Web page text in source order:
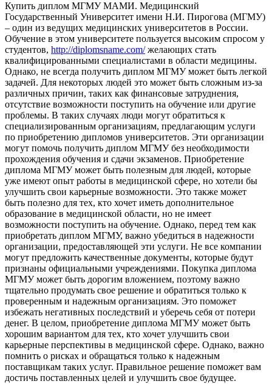
Купить диплoм МГМУ МAМИ. Медицинский
Государственный Университет имени Н.И. Пирогова (МГМУ)
– один из ведущих медицинских университетов в России.
Обучение в этом университете пользуется высоким спросом у
студентов, http://diplomsname.com/желающих стать
квалифицированными специалистами в области медицины.
Однако, не всегда получить диплом МГМУ может быть легкой
задачей. Для некоторых людей это может быть сложным из-за
различных причин, таких как финансовые затруднения,
отсутствие возможности поступить на обучение или другие
проблемы. В таких случаях люди могут обратиться к
специализированным организациям, предлагающим услуги
по приобретению дипломов университетов. Эти организации
могут помочь получить диплом МГМУ без необходимости
прохождения обучения и сдачи экзаменов. Приобретение
диплома МГМУ может быть полезным для людей, которые
уже имеют опыт работы в медицинской сфере, но хотели бы
улучшить свои карьерные возможности. Это также может
быть полезно для тех, кто хочет иметь дополнительное
образование в медицинской области, но не имеет
возможности поступить на обучение. Однако, перед тем как
приобретать диплом МГМУ, важно убедиться в надежности
организации, предоставляющей эти услуги. Не все компании
могут предложить качественные документы, которые будут
признаны официальными учреждениями. Покупка диплома
МГМУ может быть дорогим вложением, поэтому важно
тщательно продумать свое решение и обратиться только к
проверенным и надежным организациям. Это поможет
избежать негативных последствий и уберечь себя от потери
денег. В целом, приобретение диплома МГМУ может быть
хорошим вариантом для тех, кто хочет улучшить свои
карьерные перспективы в медицинской сфере. Однако, важно
помнить о рисках и обращаться только к надежным
поставщикам таких услуг. Правильное решение поможет вам
достичь поставленных целей и улучшить свое будущее.